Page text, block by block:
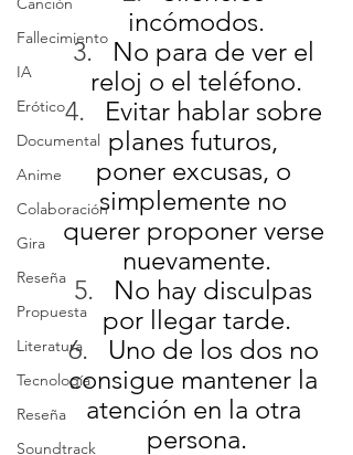
Fallecimiento
IA
Erótico
Documental
Anime
Colaboración
Gira
Reseña
Propuesta
Literatura
Tecnología
Reseña
Soundtrack
incómodos.
No para de ver el
reloj o el teléfono.
Evitar hablar sobre
planes futuros,
poner excusas, o
simplemente no
querer proponer verse
nuevamente.
No hay disculpas
por llegar tarde.
Uno de los dos no
consigue mantener la
atención en la otra
persona.